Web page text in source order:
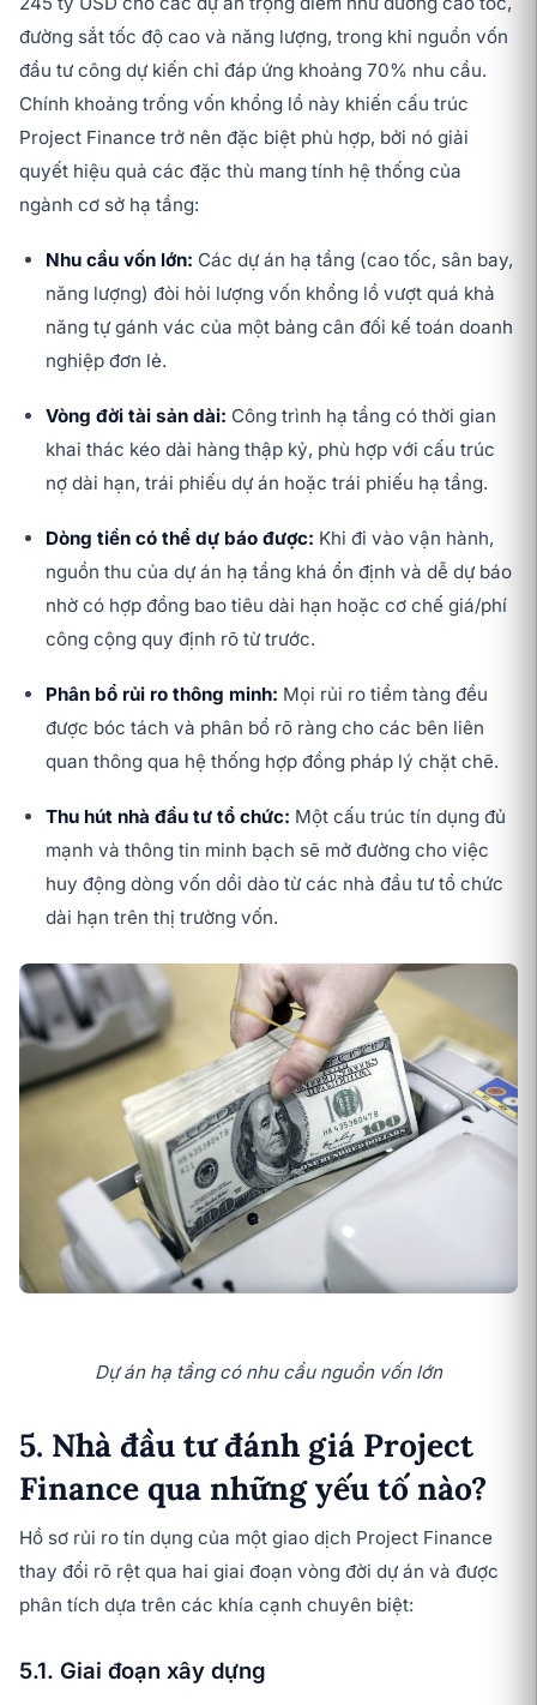
đường sắt tốc độ cao và năng lượng, trong khi nguồn vốn
đầu tư công dự kiến chỉ đáp ứng khoảng 70% nhu cầu.
Chính khoảng trống vốn khổng lồ này khiến cấu trúc
Project Finance trở nên đặc biệt phù hợp, bởi nó giải
quyết hiệu quả các đặc thù mang tính hệ thống của
ngành cơ sở hạ tầng:
Nhu cầu vốn lớn: Các dự án hạ tầng (cao tốc, sân bay,
năng lượng) đòi hỏi lượng vốn khổng lồ vượt quá khả
năng tự gánh vác của một bảng cân đối kế toán doanh
nghiệp đơn lẻ.
Vòng đời tài sản dài: Công trình hạ tầng có thời gian
khai thác kéo dài hàng thập kỷ, phù hợp với cấu trúc
nợ dài hạn, trái phiếu dự án hoặc trái phiếu hạ tầng.
Dòng tiền có thể dự báo được: Khi đi vào vận hành,
nguồn thu của dự án hạ tầng khá ổn định và dễ dự báo
nhờ có hợp đồng bao tiêu dài hạn hoặc cơ chế giá/phí
công cộng quy định rõ từ trước.
Phân bổ rủi ro thông minh: Mọi rủi ro tiềm tàng đều
được bóc tách và phân bổ rõ ràng cho các bên liên
quan thông qua hệ thống hợp đồng pháp lý chặt chẽ.
Thu hút nhà đầu tư tổ chức: Một cấu trúc tín dụng đủ
mạnh và thông tin minh bạch sẽ mở đường cho việc
huy động dòng vốn dồi dào từ các nhà đầu tư tổ chức
dài hạn trên thị trường vốn.
Dự án hạ tầng có nhu cầu nguồn vốn lớn
5. Nhà đầu tư đánh giá Project
Finance qua những yếu tố nào?
Hồ sơ rủi ro tín dụng của một giao dịch Project Finance
thay đổi rõ rệt qua hai giai đoạn vòng đời dự án và được
phân tích dựa trên các khía cạnh chuyên biệt:
5.1. Giai đoạn xây dựng